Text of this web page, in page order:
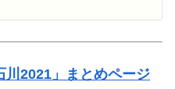
川2021」まとめページ